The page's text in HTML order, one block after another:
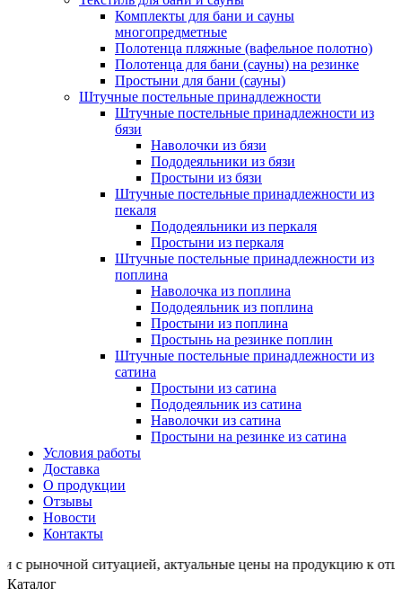
Комплекты для бани и сауны
многопредметные
Полотенца пляжные (вафельное полотно)
Полотенца для бани (сауны) на резинке
Простыни для бани (сауны)
Штучные постельные принадлежности
Штучные постельные принадлежности из
бязи
Наволочки из бязи
Пододеяльники из бязи
Простыни из бязи
Штучные постельные принадлежности из
пекаля
Пододеяльники из перкаля
Простыни из перкаля
Штучные постельные принадлежности из
поплина
Наволочка из поплина
Пододеяльник из поплина
Простыни из поплина
Простынь на резинке поплин
Штучные постельные принадлежности из
сатина
Простыни из сатина
Пододеяльник из сатина
Наволочки из сатина
Простыни на резинке из сатина
Условия работы
Доставка
О продукции
Отзывы
Новости
Контакты
ситуацией, актуальные цены на продукцию к
Каталог